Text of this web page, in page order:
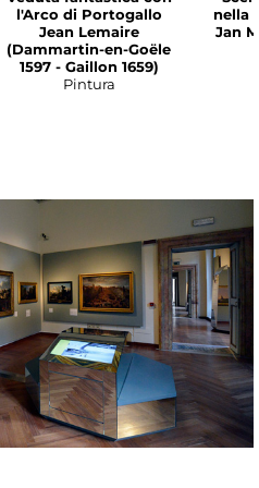
l'Arco di Portogallo
Jean Lemaire
(Dammartin-en-Goële
1597 - Gaillon 1659)
Pintura
nella
Jan